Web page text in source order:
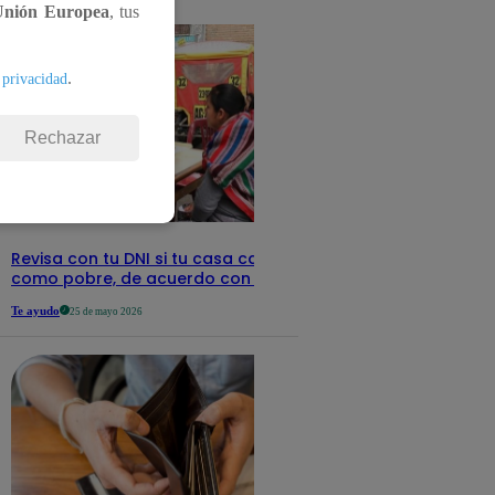
detalles
Revisa con tu DNI si tu casa califica
como pobre, de acuerdo con el Sisfoh
Te ayudo 25 de mayo 2026
Europea, tus
.
Rechazar